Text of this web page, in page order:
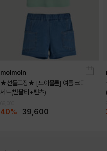
moimoln
★선물포장★ [모이몰른] 여름 코디
세트(반팔티+팬츠)
40% 39,600